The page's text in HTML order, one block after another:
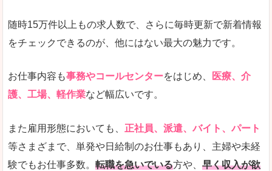
人気度 普通のマイナビの方を使っている方が多く、女
さまざまな検索機能が充実しており、条件面やこ
ただし、求人情報が少し見づらいです。
「マイナビ転職女性のおしごと」で「久慈郡大
子町」の
求人を含んだページを見てみる
随時15万件以上もの求人数で、さらに毎時更新で新着情報
をチェックできるのが、他にはない最大の魅力です。
お仕事内容も事務やコールセンターをはじめ、
医療、介
護、工場、軽作業など幅広いです。
また雇用形態においても、 正社員、派遣、バイト、パート
等さまざまで、単発や日給制のお仕事もあり、主婦や未経
験でもお仕事多数。 転職を急いでいる方や、 早く収入が欲